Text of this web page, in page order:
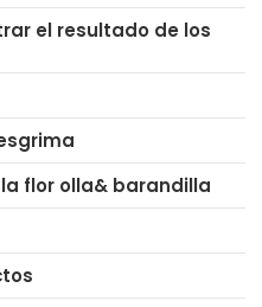
el resultado de los
flor olla& barandilla